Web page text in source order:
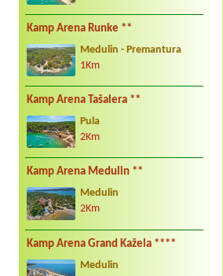
Kamp Arena Runke **
Medulin - Premantura
1Km
Kamp Arena Tašalera **
Pula
2Km
Kamp Arena Medulin **
Medulin
2Km
Kamp Arena Grand Kažela ****
Medulin